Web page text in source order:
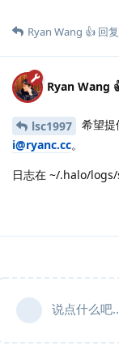
Ryan Wang 👍 回
Ryan Wang
lsc1997
希望提
i@ryanc.cc。
日志在 ~/.halo/
说点什么吧